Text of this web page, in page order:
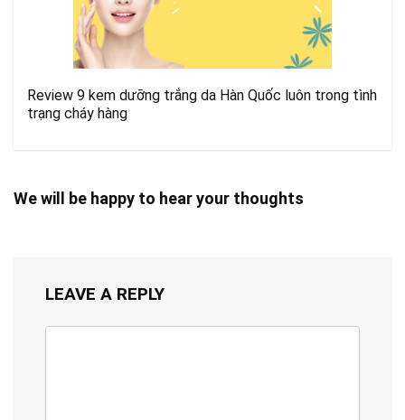
Review 9 kem dưỡng trắng da Hàn Quốc luôn trong tình
trạng cháy hàng
We will be happy to hear your thoughts
LEAVE A REPLY